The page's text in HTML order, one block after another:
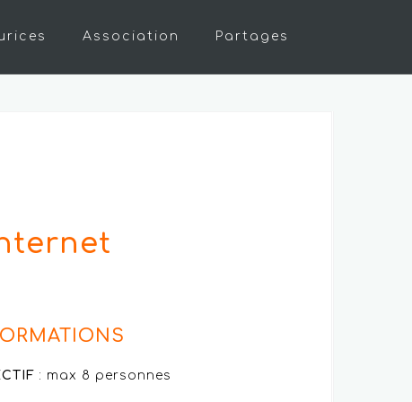
Association Partages
: max 8 personnes